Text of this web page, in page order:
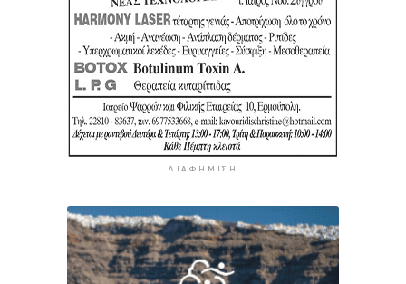
ΔΙΑΦΉΜΙΣΗ